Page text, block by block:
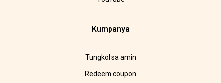
Kumpanya
Tungkol sa amin
Redeem coupon